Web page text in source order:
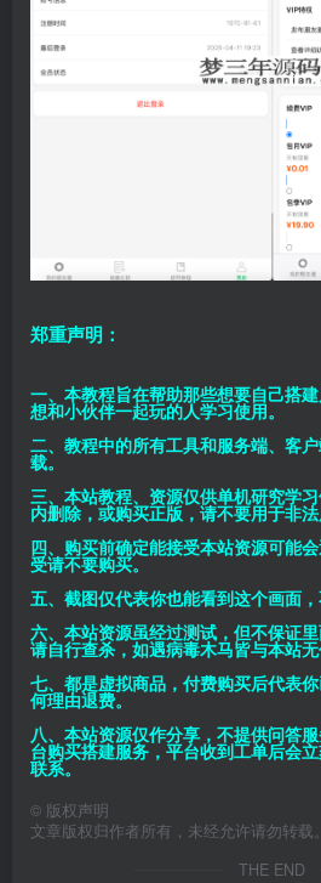
郑重声明：
一、本教程旨在帮助那些想要自己搭
想和小伙伴一起玩的人学习使用。
二、教程中的所有工具和服务端、客
载。
三、本站教程、资源仅供单机研究学
内删除，或购买正版，请不要用于非法
四、购买前确定能接受本站资源可能
受请不要购买。
五、截图仅代表你也能看到这个画面，
六、本站资源虽经过测试，但不保证
请自行查杀，如遇病毒木马皆与本站
七、都是虚拟商品，付费购买后代表
何理由退费。
八、本站资源仅作分享，不提供问答
台购买搭建服务，平台收到工单后会
联系。
© 版权声明
文章版权归作者所有，未经允许请勿转载。
THE END